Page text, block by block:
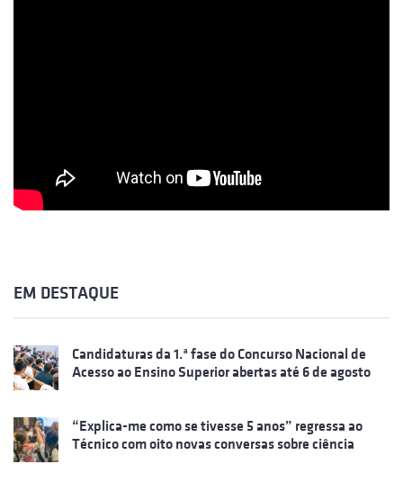
EM DESTAQUE
Candidaturas da 1.ª fase do Concurso Nacional de
Acesso ao Ensino Superior abertas até 6 de agosto
“Explica-me como se tivesse 5 anos” regressa ao
Técnico com oito novas conversas sobre ciência